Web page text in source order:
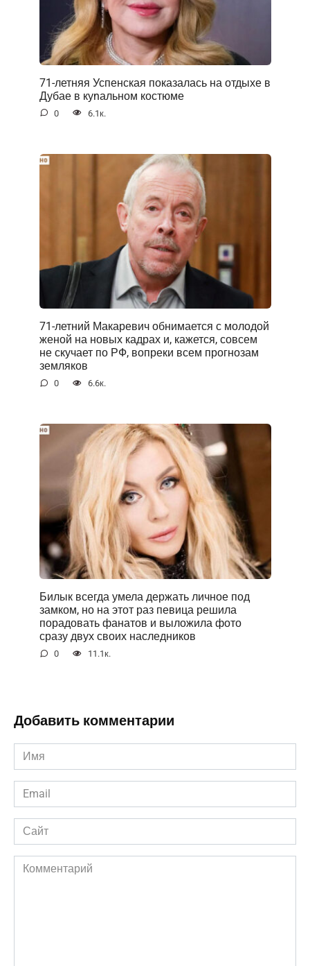
71-летняя Успенская показалась на отдыхе в
Дубае в куnальном костюме
0 6.1к.
71-летний Макаревич обнимается с молодой
женой на новых кадрах и, кажется, совсем
не скучает по РФ, вопреки всем прогнозам
земляков
0 6.6к.
Билык всегда умела держать личное под
замком, но на этот раз певица решила
порадовать фанатов и выложила фото
сразу двух своих наследников
0 11.1к.
Добавить комментарии
Имя
*
Email
*
Сайт
Комментарий